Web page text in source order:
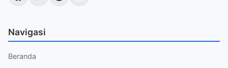
Navigasi
Beranda